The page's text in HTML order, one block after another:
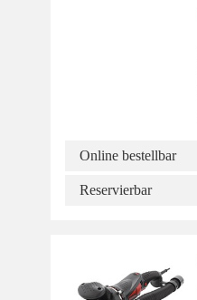
Online bestellbar
Reservierbar